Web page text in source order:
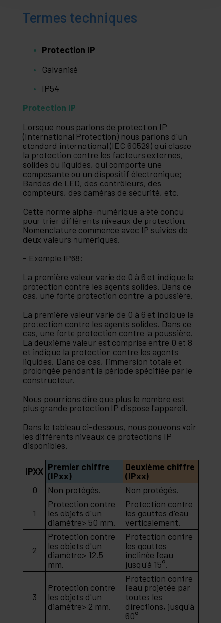
Termes techniques
Protection IP
Galvanisé
IP54
Protection IP
Lorsque nous parlons de protection IP
(International Protection) nous parlons d'un
standard international (IEC 60529) qui classe
la protection contre les facteurs externes,
solides ou liquides, qui comporte une
composante ou un dispositif électronique;
Bandes de LED, des contrôleurs, des
compteurs, des caméras de sécurité, etc.
Cette norme alpha-numérique a été conçu
pour trier différents niveaux de protection.
Nomenclature commence avec IP suivies de
deux valeurs numériques.
- Exemple IP68:
La première valeur varie de 0 à 6 et indique la
protection contre les agents solides. Dans ce
cas, une forte protection contre la poussière.
La première valeur varie de 0 à 6 et indique la
protection contre les agents solides. Dans ce
cas, une forte protection contre la poussière.
La deuxième valeur est comprise entre 0 et 8
et indique la protection contre les agents
liquides. Dans ce cas, l'immersion totale et
prolongée pendant la période spécifiée par le
constructeur.
Nous pourrions dire que plus le nombre est
plus grande protection IP dispose l'appareil.
Dans le tableau ci-dessous, nous pouvons voir
les différents niveaux de protections IP
disponibles.
IPXX Premier chiffre
(IPxx)
Deuxième chiffre
(IPxx)
0
Non protégés. Non protégés.
1
Protection contre
les objets d'un
diamètre> 50 mm.
Protection contre
les gouttes d'eau
verticalement.
2
Protection contre
les objets d'un
diamètre> 12.5
mm.
Protection contre
les gouttes
inclinée l'eau
jusqu'à 15°.
3
Protection contre
les objets d'un
diamètre> 2 mm.
Protection contre
l'eau projetée par
toutes les
directions, jusqu'à
60°